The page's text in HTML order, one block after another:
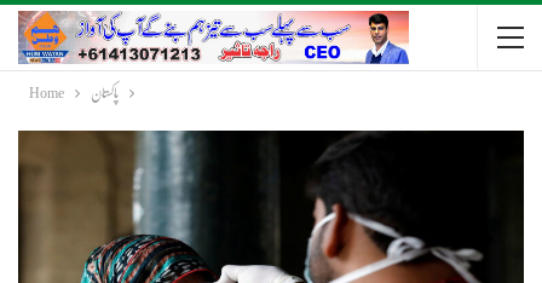
Home پاکستان